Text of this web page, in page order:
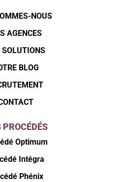
NOUS
AGENCES
SOLUTIONS
BLOG
PROCÉDÉS
Optimum
Intégra
Phénix